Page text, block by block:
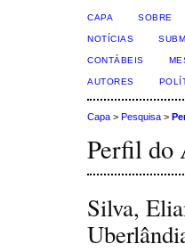
CAPA SOBRE
NOTÍCIAS
CONTÁBEIS
AUTORES
Capa > Pesquisa >
Perfil do
Silva,